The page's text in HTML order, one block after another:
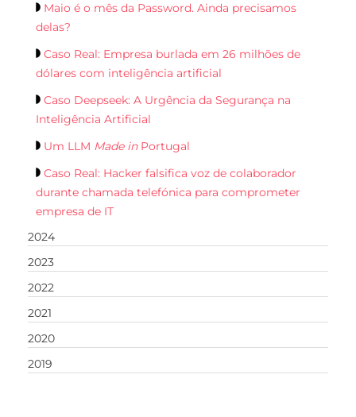
Maio é o mês da Password. Ainda precisamos
delas?
Caso Real: Empresa burlada em 26 milhões de
dólares com inteligência artificial
Caso Deepseek: A Urgência da Segurança na
Inteligência Artificial
Um LLM Made inPortugal
Caso Real: Hacker falsifica voz de colaborador
durante chamada telefónica para comprometer
empresa de IT
2024
2023
2022
2021
2020
2019